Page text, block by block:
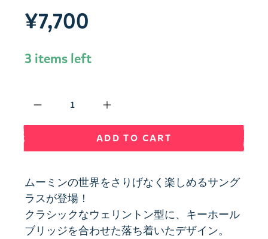
¥7,700
3 items left
ADD TO CART
ムーミンの世界をさりげなく楽しめるサング
ラスが登場！
クラシックなウェリントン型に、キーホール
ブリッジを合わせた落ち着いたデザイン。